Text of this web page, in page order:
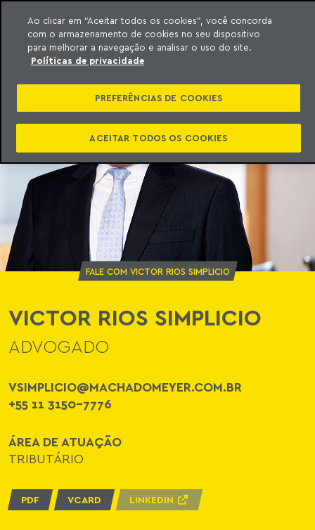
o conteúdo
Meyer
FALE COM VICTOR RIOS SIMPLICIO
VICTOR RIOS SIMPLICIO
ADVOGADO
VSIMPLICIO@MACHADOMEYER.COM.BR
+55 11 3150-7776
ÁREA DE ATUAÇÃO
TRIBUTÁRIO
PDF VCARD LINKEDIN
Ao clicar em “Aceitar todos os cookies”, você concorda
com o armazenamento de cookies no seu dispositivo
para melhorar a navegação e analisar o uso do site.
Políticas de privacidade
PREFERÊNCIAS DE COOKIES
ACEITAR TODOS OS COOKIES